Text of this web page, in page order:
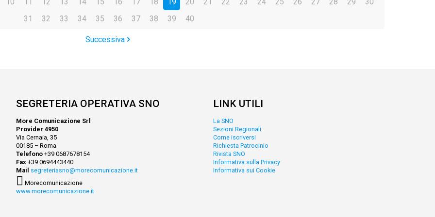
31
32 33 34 35 36 37 38 39 40
Successiva
SEGRETERIA OPERATIVA SNO
More Comunicazione Srl
Provider 4950
Via Cernaia, 35
00185 – Roma
Telefono+39 0687678154
Fax+39 0694443440
Mail segreteriasno@morecomunicazione.it
Morecomunicazione
www.morecomunicazione.it
LINK UTILI
La SNO
Sezioni Regionali
Come iscriversi
Richiesta Patrocinio
Rivista SNO
Informativa sulla Privacy
Informativa sui Cookie